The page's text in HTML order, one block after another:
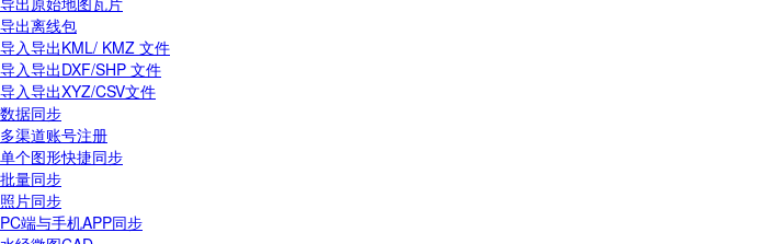
导出离线包
导入导出KML/ KMZ 文件
导入导出DXF/SHP 文件
导入导出XYZ/CSV文件
数据同步
多渠道账号注册
单个图形快捷同步
批量同步
照片同步
PC端与手机APP同步